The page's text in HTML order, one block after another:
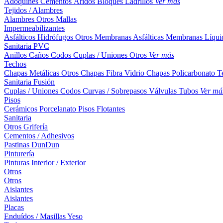
Tejidos / Alambres
Alambres Otros Mallas
Impermeabilizantes
Asfálticos Hidrófugos Otros Membranas Asfálticas Membranas
Sanitaria PVC
Anillos Caños Codos Cuplas / Uniones Otros Ver más
Techos
Chapas Metálicas Otros Chapas Fibra Vidrio Chapas Policarbonato
Sanitaria Fusión
Cuplas / Uniones Codos Curvas / Sobrepasos Válvulas Tubos Ver
Pisos
Cerámicos Porcelanato Pisos Flotantes
Sanitaria
Otros Grifería
Cementos / Adhesivos
Pastinas DunDun
Pinturería
Pinturas Interior / Exterior
Otros
Otros
Aislantes
Aislantes
Placas
Enduídos / MasillasYeso